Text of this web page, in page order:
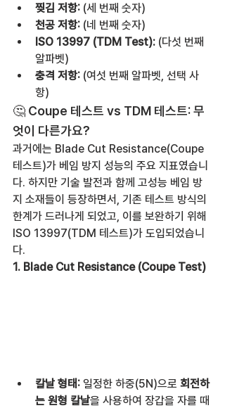
찢김 저항: (세 번째 숫자)
천공 저항: (네 번째 숫자)
ISO 13997 (TDM Test): (다섯 번째
알파벳)
충격 저항: (여섯 번째 알파벳, 선택 사
항)
🤔 Coupe 테스트 vs TDM 테스트: 무
엇이 다른가요?
과거에는 Blade Cut Resistance(Coupe
테스트)가 베임 방지 성능의 주요 지표였습니
다. 하지만 기술 발전과 함께 고성능 베임 방
지 소재들이 등장하면서, 기존 테스트 방식의
한계가 드러나게 되었고, 이를 보완하기 위해
ISO 13997(TDM 테스트)가 도입되었습니
다.
1. Blade Cut Resistance (Coupe Test)
칼날 형태: 일정한 하중(5N)으로 회전하
는 원형 칼날을 사용하여 장갑을 자를 때